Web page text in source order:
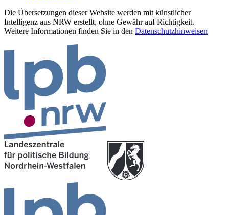
Die Übersetzungen dieser Website werden mit künstlicher
Intelligenz aus NRW erstellt, ohne Gewähr auf Richtigkeit.
Weitere Informationen finden Sie in den Datenschutzhinweisen